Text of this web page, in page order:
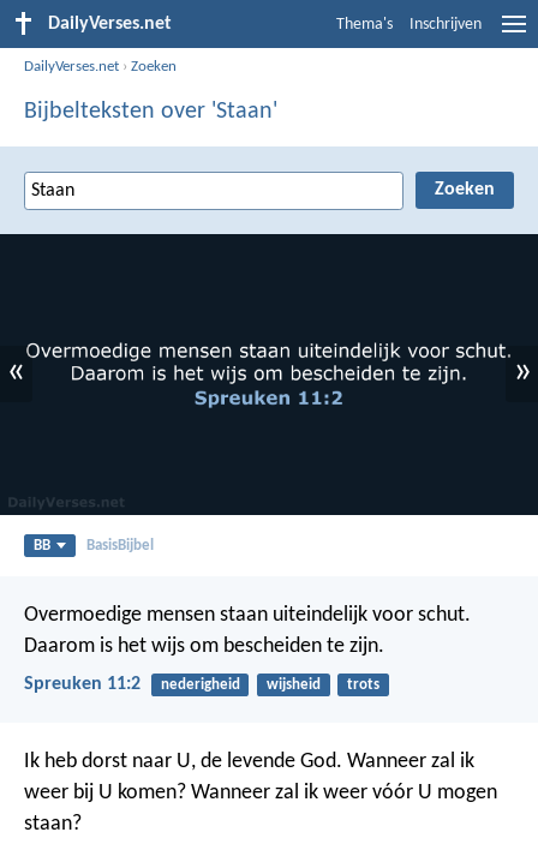
DailyVerses.net Thema's Inschrijven
DailyVerses.net ›Zoeken
Bijbelteksten over 'Staan'
« »
BB BasisBijbel
Overmoedige mensen staan uiteindelijk voor schut.
Daarom is het wijs om bescheiden te zijn.
Spreuken 11:2 nederigheid wijsheid trots
Ik heb dorst naar U, de levende God. Wanneer zal ik
weer bij U komen? Wanneer zal ik weer vóór U mogen
staan?